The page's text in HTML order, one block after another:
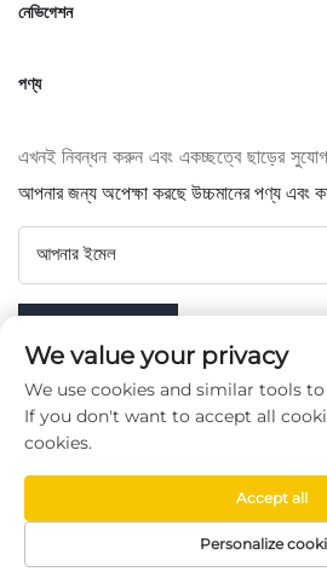
নেভিগেশন
পণ্য
এখনই নিবন্ধন করুন এবং একচ্ছত্বে ছাড়ের
আপনার জন্য অপেক্ষা করছে উচ্চমানের পণ্য এবং
আপনার ইমেল
আমাদের অনুসরণ করুন
Copyright © Taizhou Chenran
Ltd. -গোপনীয়তা
We value your privacy
We use cookies and similar tools
If you don't want to accept all
cookies.
Personalize
Accept all